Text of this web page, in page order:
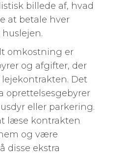
billede af, hvad
at betale hver
omkostning er
og afgifter, der
Det
oprettelsesgebyrer
eller parkering.
læse kontrakten
og være
disse ekstra